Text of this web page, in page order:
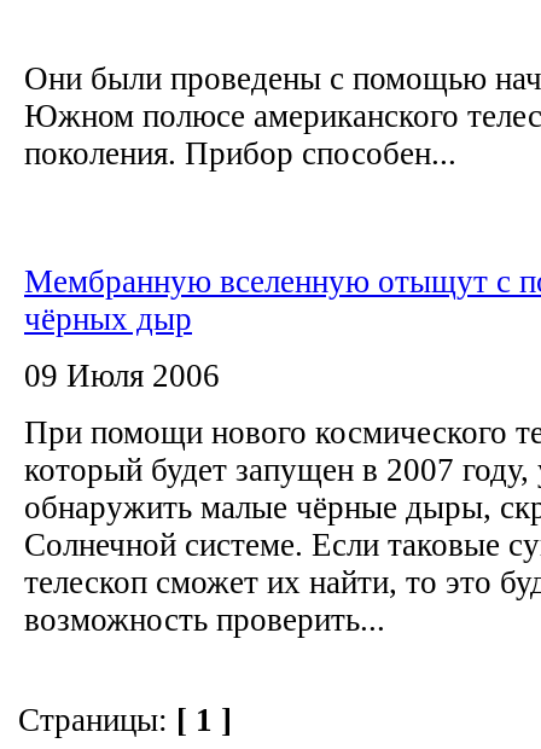
Они были проведены с помощью
Южном полюсе американского
поколения. Прибор способен...
Мембранную вселенную отыщут с
чёрных дыр
09 Июля 2006
При помощи нового космического
который будет запущен в 2007
обнаружить малые чёрные дыры,
Солнечной системе. Если таковые
телескоп сможет их найти, то это
возможность проверить...
Страницы: [ 1 ]